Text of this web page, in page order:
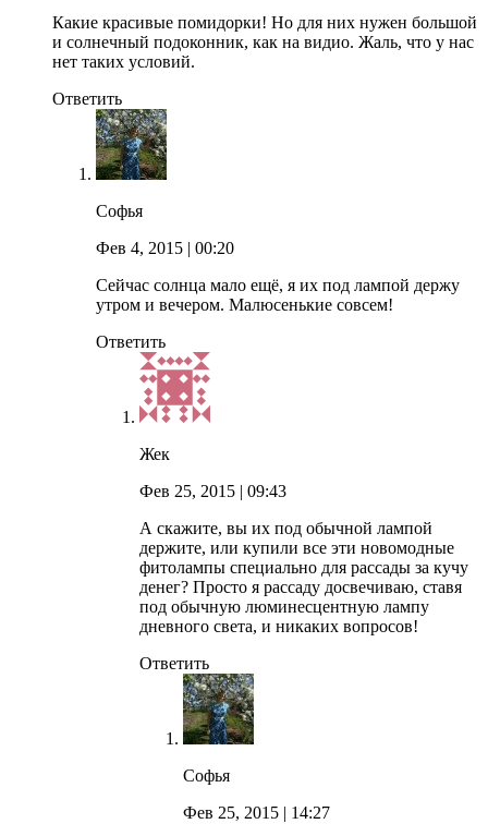
Какие красивые помидорки! Но для них нужен большой
и солнечный подоконник, как на видио. Жаль, что у нас
нет таких условий.
Ответить
Софья
Фев 4, 2015 | 00:20
Сейчас солнца мало ещё, я их под лампой держу
утром и вечером. Малюсенькие совсем!
Ответить
Жек
Фев 25, 2015 | 09:43
А скажите, вы их под обычной лампой
держите, или купили все эти новомодные
фитолампы специально для рассады за кучу
денег? Просто я рассаду досвечиваю, ставя
под обычную люминесцентную лампу
дневного света, и никаких вопросов!
Ответить
Софья
Фев 25, 2015 | 14:27